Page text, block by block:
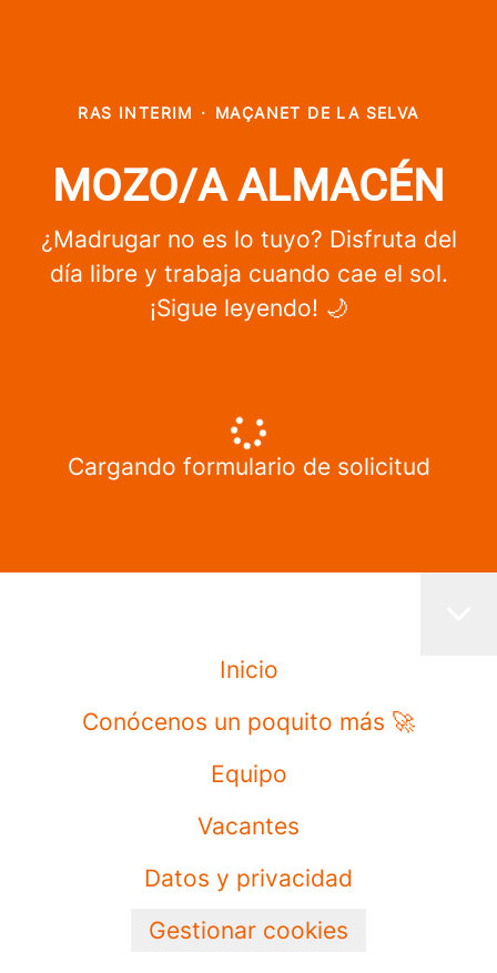
RAS INTERIM · MAÇANET DE LA SELVA
MOZO/A ALMACÉN
¿Madrugar no es lo tuyo? Disfruta del
día libre y trabaja cuando cae el sol.
¡Sigue leyendo! 🌙
Cargando formulario de solicitud
Inicio
Conócenos un poquito más 🚀
Equipo
Vacantes
Datos y privacidad
Gestionar cookies